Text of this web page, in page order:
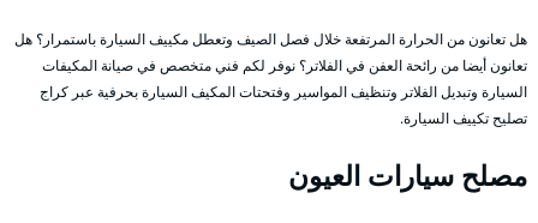
هل تعانون من الحرارة المرتفعة خلال فصل الصيف وتعطل مكييف السيارة باستمرار؟ هل
تعانون أيضا من رائحة العفن في الفلاتر؟ نوفر لكم فني متخصص في صيانة المكيفات
السيارة وتبديل الفلاتر وتنظيف المواسير وفتحتات المكيف السيارة بحرفية عبر كراج
تصليح تكييف السيارة.
مصلح سيارات العيون